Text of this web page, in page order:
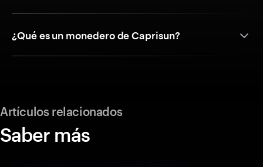
¿Qué es un monedero de Caprisun?
Artículos relacionados
Saber más